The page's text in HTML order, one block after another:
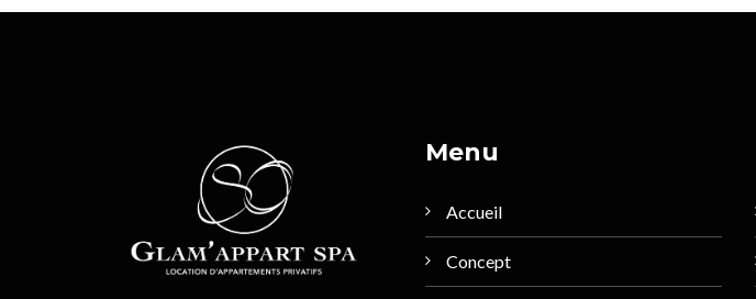
Menu
Accueil
Concept